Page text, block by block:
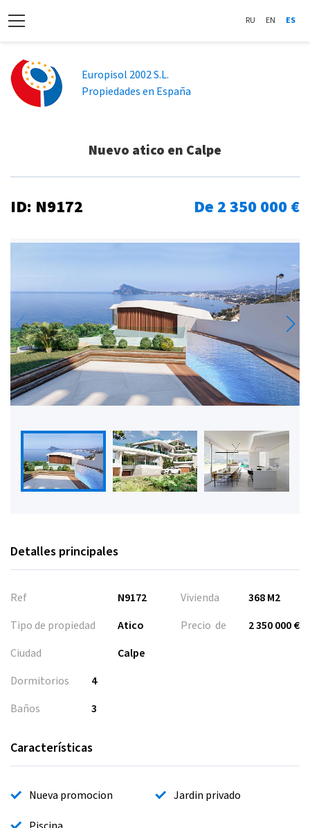
RU EN ES
Europisol 2002 S.L.
Propiedades en España
Nuevo atico en Calpe
ID: N9172 De 2 350 000 €
Detalles principales
Ref
N9172
Tipo de propiedad
Atico
Ciudad
Calpe
Vivienda
368 M2
Precio de
2 350 000 €
Dormitorios
4
Baños
3
Características
Nueva promocion
Jardin privado